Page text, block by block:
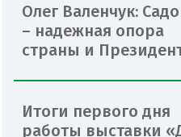
Олег Валенчук:
– надежная опора
страны и
Итоги первого дня
работы выставки